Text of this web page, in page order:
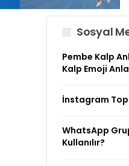
Sosyal
Pembe Kalp
Kalp Emoji
İnstagram
WhatsApp
Kullanılır?